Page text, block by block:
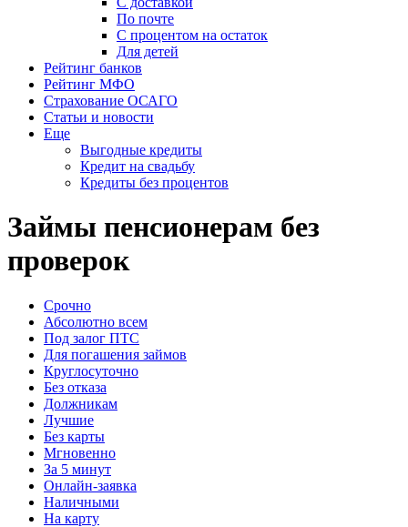
По почте
С процентом на остаток
Для детей
Рейтинг банков
Рейтинг МФО
Страхование ОСАГО
Статьи и новости
Еще
Выгодные кредиты
Кредит на свадьбу
Кредиты без процентов
Займы пенсионерам без
проверок
Срочно
Абсолютно всем
Под залог ПТС
Для погашения займов
Круглосуточно
Без отказа
Должникам
Лучшие
Без карты
Мгновенно
За 5 минут
Онлайн-заявка
Наличными
На карту